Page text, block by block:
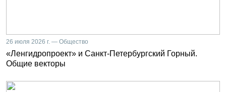
26 июля 2026 г. — Общество
«Ленгидропроект» и Санкт-Петербургский Горный.
Общие векторы